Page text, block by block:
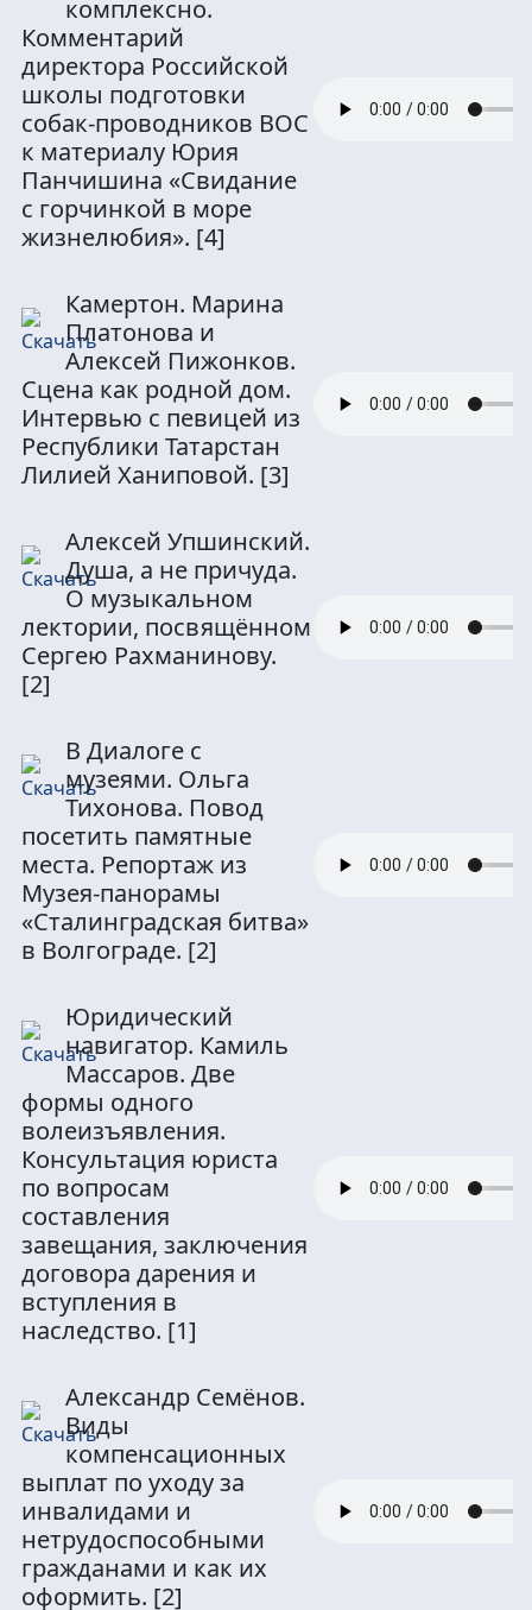
комплексно.
Комментарий
директора Российской
школы подготовки
собак-проводников ВОС
к материалу Юрия
Панчишина «Свидание
с горчинкой в море
жизнелюбия». [4]
Камертон. Марина
Платонова и
Алексей Пижонков.
Сцена как родной дом.
Интервью с певицей из
Республики Татарстан
Лилией Ханиповой. [3]
Алексей Упшинский.
Душа, а не причуда.
О музыкальном
лектории, посвящённом
Сергею Рахманинову.
[2]
В Диалоге с
музеями. Ольга
Тихонова. Повод
посетить памятные
места. Репортаж из
Музея-панорамы
«Сталинградская битва»
в Волгограде. [2]
Юридический
навигатор. Камиль
Массаров. Две
формы одного
волеизъявления.
Консультация юриста
по вопросам
составления
завещания, заключения
договора дарения и
вступления в
наследство. [1]
Александр Семёнов.
Виды
компенсационных
выплат по уходу за
инвалидами и
нетрудоспособными
гражданами и как их
оформить. [2]